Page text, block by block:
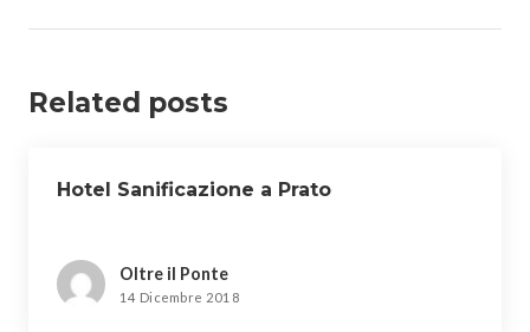
Related posts
Hotel Sanificazione a Prato
Oltre il Ponte
14 Dicembre 2018